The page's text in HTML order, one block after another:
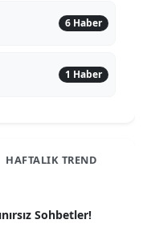
6 Haber
1 Haber
HAFTALIK TREND
Sohbetler!